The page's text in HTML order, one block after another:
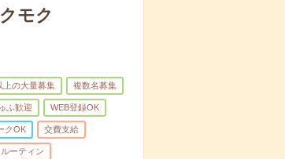
モク
上の大量募集 複数名募集
ふ歓迎 WEB登録OK
クOK 交費支給
ルーティン